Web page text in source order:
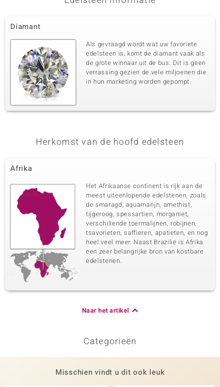
Diamant
Als gevraagd wordt wat uw favoriete
edelsteen is, komt de diamant vaak als
de grote winnaar uit de bus. Dit is geen
verrassing gezien de vele miljoenen die
in hun marketing worden gepompt.
Herkomst van de hoofd edelsteen
Afrika
Het Afrikaanse continent is rijk aan de
meest uiteenlopende edelstenen, zoals
de smaragd, aquamarijn, amethist,
tijgeroog, spessartien, morganiet,
verschillende toermalijnen, robijnen,
tsavorieten, saffieren, apatieten, en nog
heel veel meer. Naast Brazilië is Afrika
een zeer belangrijke bron van kostbare
edelstenen.
Naar het artikel
Categorieën
Misschien vindt u dit ook leuk